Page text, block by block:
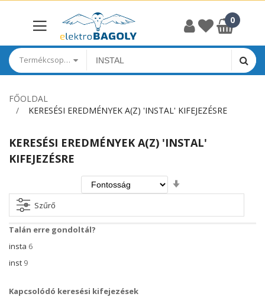
Termékcsoportok
FŐOLDAL
KERESÉSI EREDMÉNYEK A(Z) 'INSTAL' KIFEJEZÉSRE
KERESÉSI EREDMÉNYEK A(Z) 'INSTAL'
KIFEJEZÉSRE
irány
Szűrő
Talán erre gondoltál?
insta 6
inst 9
Kapcsolódó keresési kifejezések